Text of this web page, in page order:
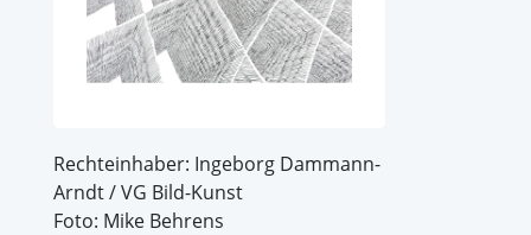
Rechteinhaber: Ingeborg Dammann-
Arndt / VG Bild-Kunst
Foto: Mike Behrens